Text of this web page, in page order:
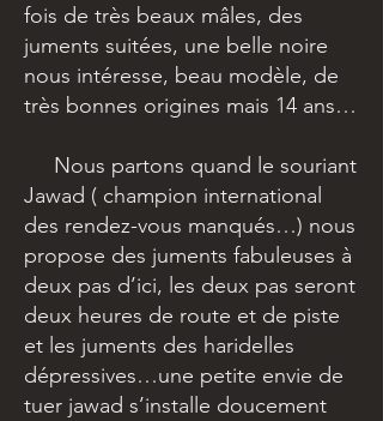
fois de très beaux mâles, des
juments suitées, une belle noire
nous intéresse, beau modèle, de
très bonnes origines mais 14 ans…
Nous partons quand le souriant
Jawad ( champion international
des rendez-vous manqués…) nous
propose des juments fabuleuses à
deux pas d’ici, les deux pas seront
deux heures de route et de piste
et les juments des haridelles
dépressives…une petite envie de
tuer jawad s’installe doucement